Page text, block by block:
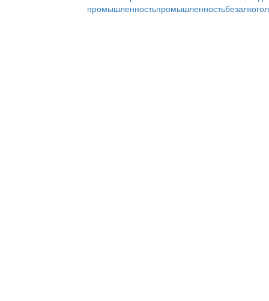
промышленностьпромышленность